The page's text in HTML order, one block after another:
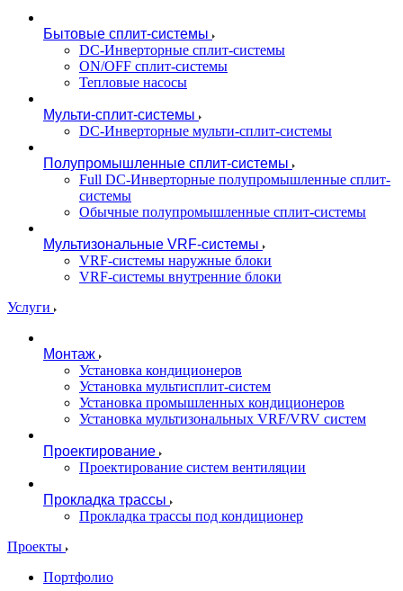
Бытовые сплит-системы
DC-Инверторные сплит-системы
ON/OFF сплит-системы
Тепловые насосы
Мульти-сплит-системы
DC-Инверторные мульти-сплит-системы
Полупромышленные сплит-системы
Full DC-Инверторные полупромышленные сплит-
системы
Обычные полупромышленные сплит-системы
Мультизональные VRF-системы
VRF-системы наружные блоки
VRF-системы внутренние блоки
Услуги
Монтаж
Установка кондиционеров
Установка мультисплит-систем
Установка промышленных кондиционеров
Установка мультизональных VRF/VRV систем
Проектирование
Проектирование систем вентиляции
Прокладка трассы
Прокладка трассы под кондиционер
Проекты
Портфолио